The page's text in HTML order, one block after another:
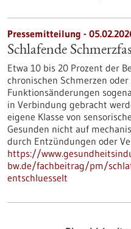
Pressemitteilung -
Schlafende
Etwa 10 bis 20 Prozent der
chronischen Schmerzen
Funktionsänderungen
in Verbindung gebracht
eigene Klasse von
Gesunden nicht auf
durch Entzündungen oder
https://
bw.de/fachbeitrag/pm/
entschluesselt